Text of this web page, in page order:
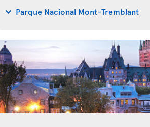
Parque Nacional Mont-Tremblant